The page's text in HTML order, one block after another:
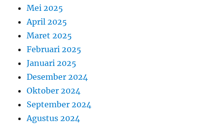
Mei 2025
April 2025
Maret 2025
Februari 2025
Januari 2025
Desember 2024
Oktober 2024
September 2024
Agustus 2024